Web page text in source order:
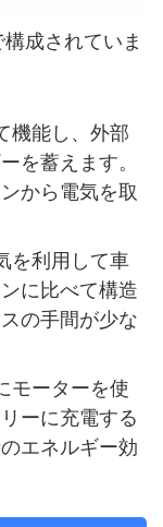
成されていま
機能し、外部
を蓄えます。
から電気を取
を利用して車
に比べて構造
の手間が少な
モーターを使
ーに充電する
エネルギー効